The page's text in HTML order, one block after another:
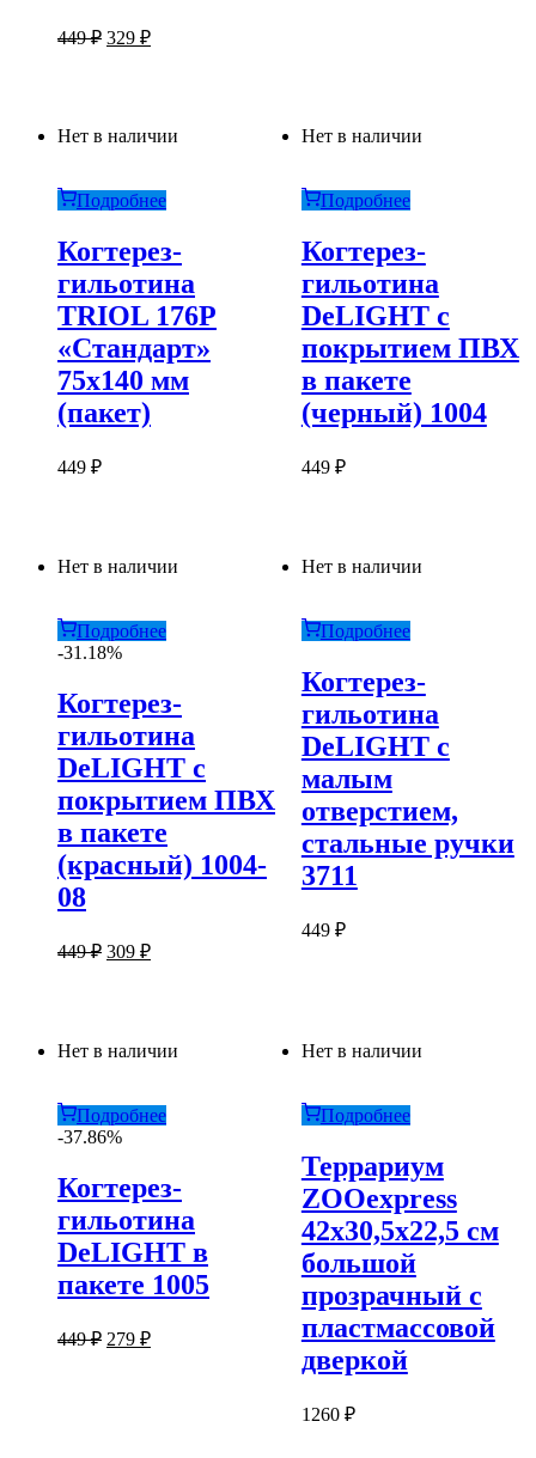
449₽ Первоначальная
329 ₽Текущая
Нет в наличии
Подробнее
Когтерез-
гильотина
TRIOL 176P
«Стандарт»
75х140 мм
(пакет)
449 ₽
Нет в наличии
Подробнее
Когтерез-
гильотина
DeLIGHT с
покрытием ПВХ
в пакете
(черный) 1004
449 ₽
Нет в наличии
Подробнее
-31.18%
Когтерез-
гильотина
DeLIGHT с
покрытием ПВХ
в пакете
(красный) 1004-
08
449₽ Первоначальная
309 ₽Текущая
Нет в наличии
Подробнее
Когтерез-
гильотина
DeLIGHT с
малым
отверстием,
стальные ручки
3711
449 ₽
Нет в наличии
Подробнее
-37.86%
Когтерез-
гильотина
DeLIGHT в
пакете 1005
449₽ Первоначальная
279 ₽Текущая
Нет в наличии
Подробнее
Террариум
ZOOexpress
42х30,5х22,5 см
большой
прозрачный с
пластмассовой
дверкой
1260 ₽